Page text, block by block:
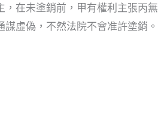
在未塗銷前，甲有權利主張丙
虛偽，不然法院不會准許塗銷。